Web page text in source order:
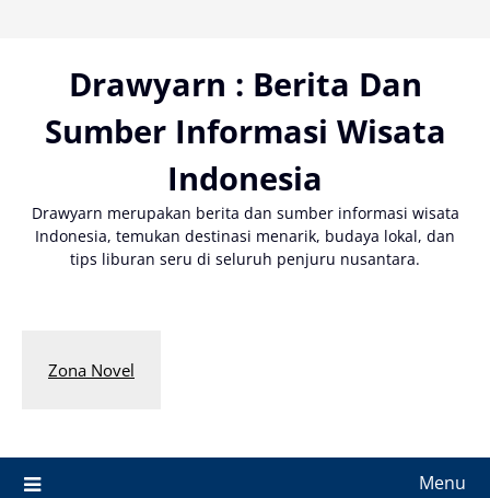
Drawyarn : Berita Dan
Sumber Informasi Wisata
Indonesia
Drawyarn merupakan berita dan sumber informasi wisata
Indonesia, temukan destinasi menarik, budaya lokal, dan
tips liburan seru di seluruh penjuru nusantara.
Zona Novel
Menu